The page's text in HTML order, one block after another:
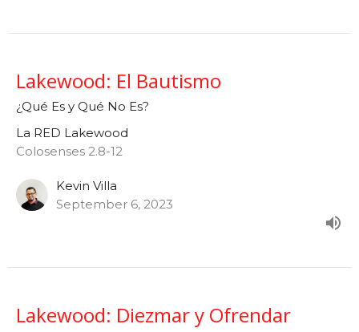
Lakewood: El Bautismo
¿Qué Es y Qué No Es?
La RED Lakewood
Colosenses 2.8-12
Kevin Villa
September 6, 2023
Lakewood: Diezmar y Ofrendar